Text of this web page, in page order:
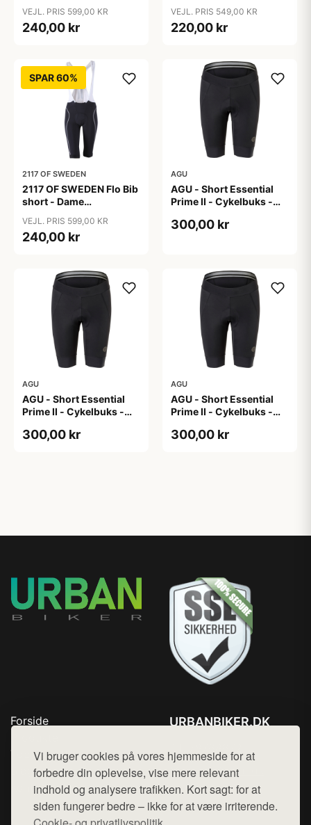
Vi bruger cookies på vores hjemmeside for at
forbedre din oplevelse, vise mere relevant
indhold og analysere trafikken. Kort sagt: for at
siden fungerer bedre – ikke for at være irriterende.
Sort - Str. 36
VEJL. PRIS 599,00 KR
240,00 kr
Sort - Str. 38
VEJL. PRIS 549,00 KR
220,00 kr
SPAR 60%
2117 OF SWEDEN
2117 OF SWEDEN Flo Bib
short - Dame
Sort - Str. 40
VEJL. PRIS 599,00 KR
240,00 kr
AGU
AGU - Short Essential
Prime II - Cykelbuks -
300,00 kr
AGU
AGU - Short Essential
Prime II - Cykelbuks -
300,00 kr
AGU
AGU - Short Essential
Prime II - Cykelbuks -
300,00 kr
Forside
Top Rabatter
Blog
Kontakt
URBANBIKER.DK
Mail: hej@want.dk
Cookie- og privatlivspolitik